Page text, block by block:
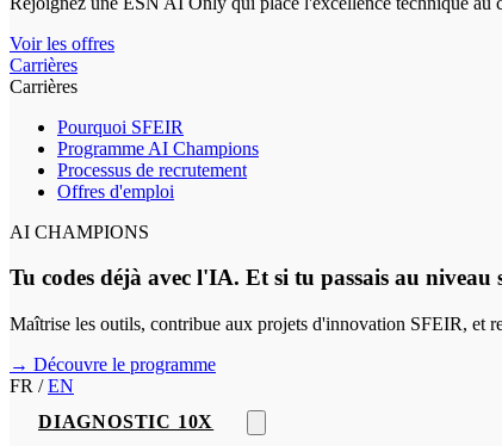
Voir les offres
Carrières
Carrières
Pourquoi SFEIR
Programme AI Champions
Processus de recrutement
Offres d'emploi
AI CHAMPIONS
Tu codes déjà avec l'IA. Et si tu passais au niveau
Maîtrise les outils, contribue aux projets d'innovation SFEIR, et
→ Découvre le programme
FR / EN
DIAGNOSTIC 10X